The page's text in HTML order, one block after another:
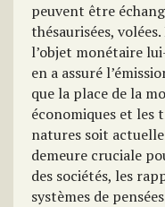
peuvent être
thésaurisées,
l’objet monétaire
en a assuré
que la place de la
économiques et les
natures soit
demeure cruciale
des sociétés, les
systèmes de